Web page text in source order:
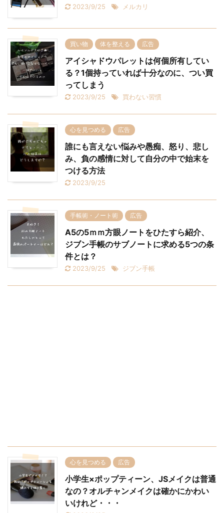
2023/9/25 メルカリ
買い物 体を整える 広告
アイシャドウパレットは何個所有してい
る？1個持っていれば十分なのに、つい買
ってしまう
2023/9/25 買わない習慣
心を見つめる 広告
誰にも言えない悩みや愚痴、怒り、悲し
み、負の感情に対して自分の中で始末を
つける方法
2023/9/25
手帳術・ノート術 広告
A5の5ｍｍ方眼ノートをひたすら紹介、
ジブン手帳のサブノートに求める5つの条
件とは？
2023/9/25 ジブン手帳
心を見つめる 広告
小学生×ポップティーン、JSメイクは普通
なの？オルチャンメイクは確かにかわい
いけれど・・・